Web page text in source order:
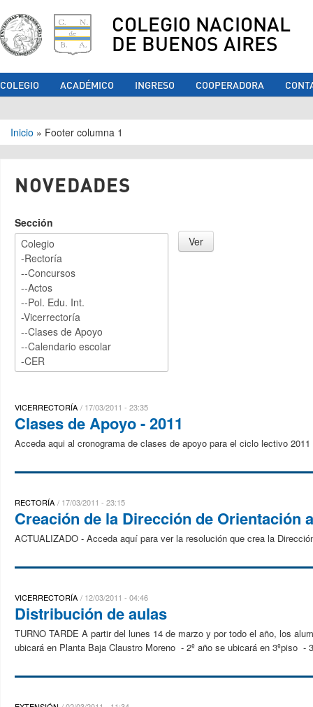
COLEGIO NACIONAL
DE BUENOS AIRES
COLEGIO ACADÉMICO INGRESO COOPERADORA
Se encuentra usted aquí
Inicio » Footer columna 1
NOVEDADES
Sección
VICERRECTORÍA 17/03/2011 - 23:35
Clases de Apoyo - 2011
Acceda aqui al cronograma de clases de apoyo para el ciclo lectivo 2011
RECTORÍA 17/03/2011 - 23:15
Creación de la Dirección de Orientación
ACTUALIZADO - Acceda aquí para ver la resolución que crea la
VICERRECTORÍA 12/03/2011 - 04:46
Distribución de aulas
TURNO TARDE A partir del lunes 14 de marzo y por todo el año, los
ubicará en Planta Baja Claustro Moreno - 2º año se ubicará en 3ºpiso -